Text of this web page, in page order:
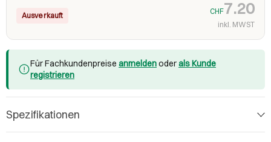
Ausverkauft CHF7.20
inkl. MWST
Für Fachkundenpreise anmeldenoderals Kunde
registrieren
Spezifikationen